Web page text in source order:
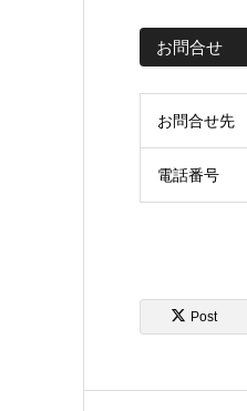
お問合せ
お問合せ先
電話番号
Post